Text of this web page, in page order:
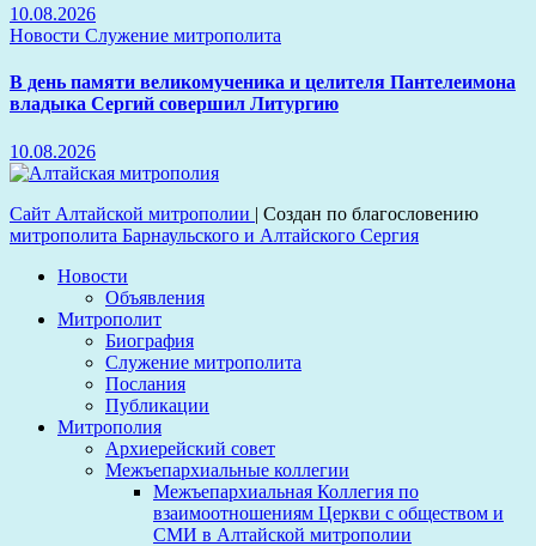
10.08.2026
Новости Служение митрополита
В день памяти великомученика и целителя Пантелеимона
владыка Сергий совершил Литургию
10.08.2026
Сайт Алтайской митрополии | Создан по благословению
митрополита Барнаульского и Алтайского Сергия
Новости
Объявления
Митрополит
Биография
Служение митрополита
Послания
Публикации
Митрополия
Архиерейский совет
Межъепархиальные коллегии
Межъепархиальная Коллегия по
взаимоотношениям Церкви с обществом и
СМИ в Алтайской митрополии